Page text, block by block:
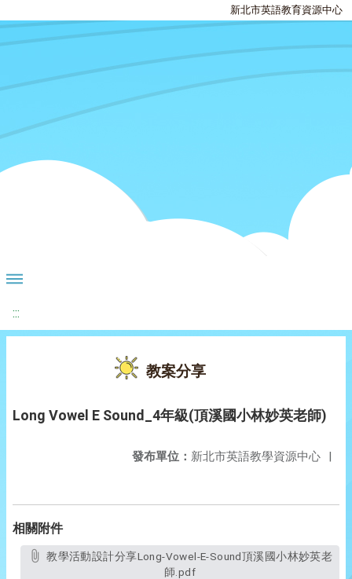
新北市英語教育資源中心
:::
教案分享
Long Vowel E Sound_4年級(頂溪國小林妙英老師)
發布單位： 新北市英語教學資源中心 |
相關附件
教學活動設計分享Long-Vowel-E-Sound頂溪國小林妙英老
師.pdf